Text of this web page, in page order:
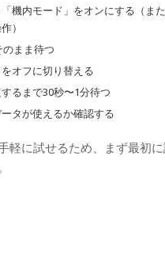
機内モード」をオンにする（ま
）
のまま待つ
オフに切り替える
るまで30秒〜1分待つ
タが使えるか確認する
軽に試せるため、まず最初